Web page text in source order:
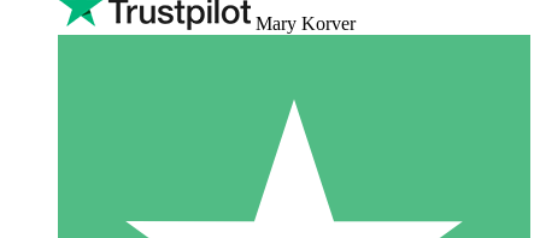
Mary Korver